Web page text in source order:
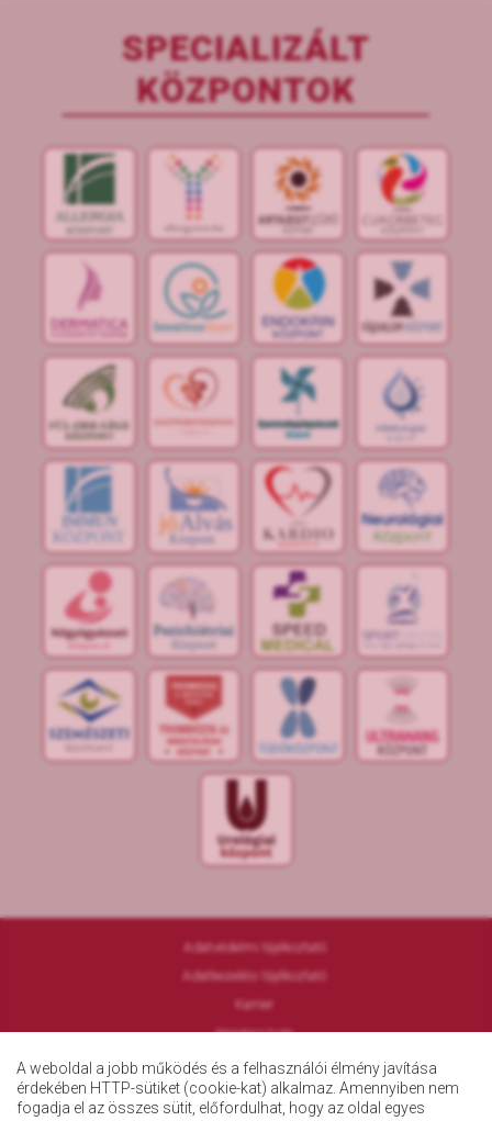
A weboldal a jobb működés és a felhasználói élmény javítása
érdekében HTTP-sütiket (cookie-kat) alkalmaz. Amennyiben nem
fogadja el az összes sütit, előfordulhat, hogy az oldal egyes
SPECIALIZÁLT
KÖZPONTOK
IMMUN
KÖZPONT
jó Alvás
Központ
Adatvédelmi tájékoztató
Adatkezelési tájékoztató
Karrier
Impresszum
ÁSZF